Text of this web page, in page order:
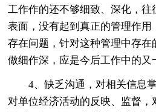
工作作的还不够细致、深化，往
表面，没有起到真正的管理作
存在问题，针对这种管理中存
做细作深，应是今后工作中的又
4、缺乏沟通，对相关信息
对单位经济活动的反映、监督